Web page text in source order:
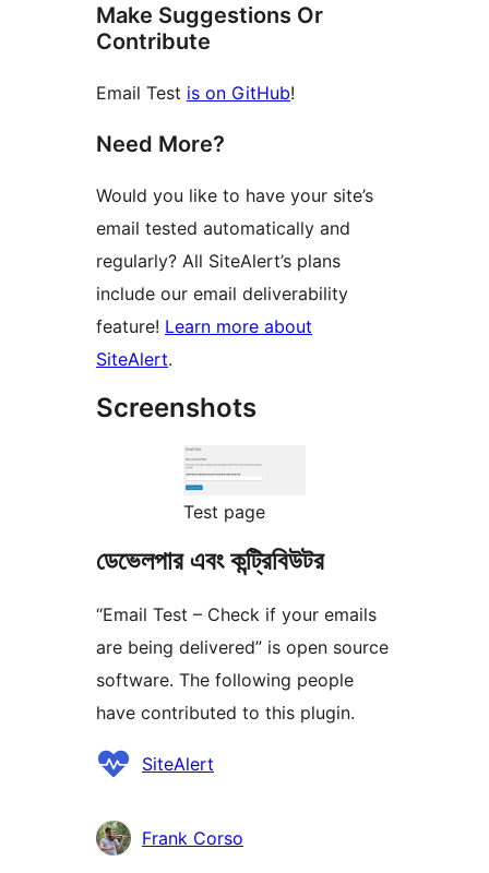
Make Suggestions Or
Contribute
Email Test is on GitHub!
Need More?
Would you like to have your site’s
email tested automatically and
regularly? All SiteAlert’s plans
include our email deliverability
feature! Learn more about
SiteAlert.
Screenshots
Test page
ডেভেলপার এবং কন্ট্রিবিউটর
“Email Test – Check if your emails
are being delivered” is open source
software. The following people
have contributed to this plugin.
কন্ট্রিবিউটরSiteAlert
Frank Corso